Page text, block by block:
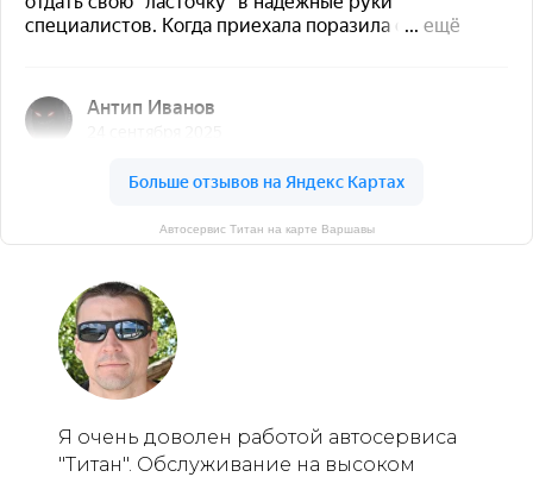
Автосервис Титан на карте Варшавы
Я очень доволен работой автосервиса
"Титан". Обслуживание на высоком